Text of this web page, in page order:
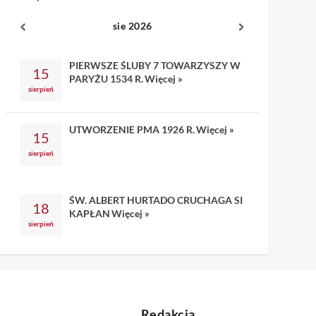
sie 2026
15
sierpień
PIERWSZE ŚLUBY 7 TOWARZYSZY W
PARYŻU 1534 R.Więcej »
15
sierpień
UTWORZENIE PMA 1926 R.Więcej »
18
sierpień
ŚW. ALBERT HURTADO CRUCHAGA SI
KAPŁANWięcej »